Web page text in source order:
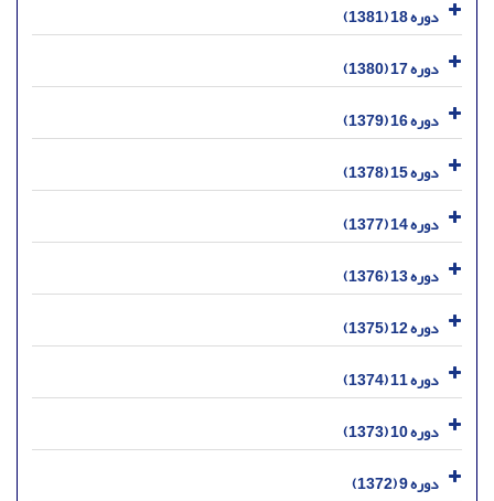
دوره 18 (1381)
دوره 17 (1380)
دوره 16 (1379)
دوره 15 (1378)
دوره 14 (1377)
دوره 13 (1376)
دوره 12 (1375)
دوره 11 (1374)
دوره 10 (1373)
دوره 9 (1372)